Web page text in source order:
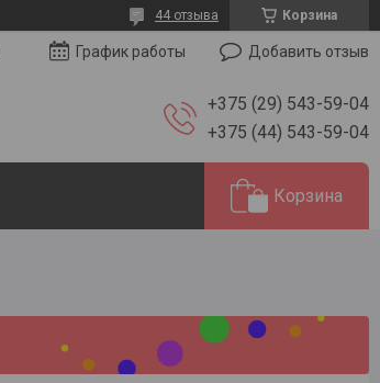
Корзина
44 отзыва
График работы Добавить отзыв
+375 (29) 543-59-04
+375 (44) 543-59-04
Корзина